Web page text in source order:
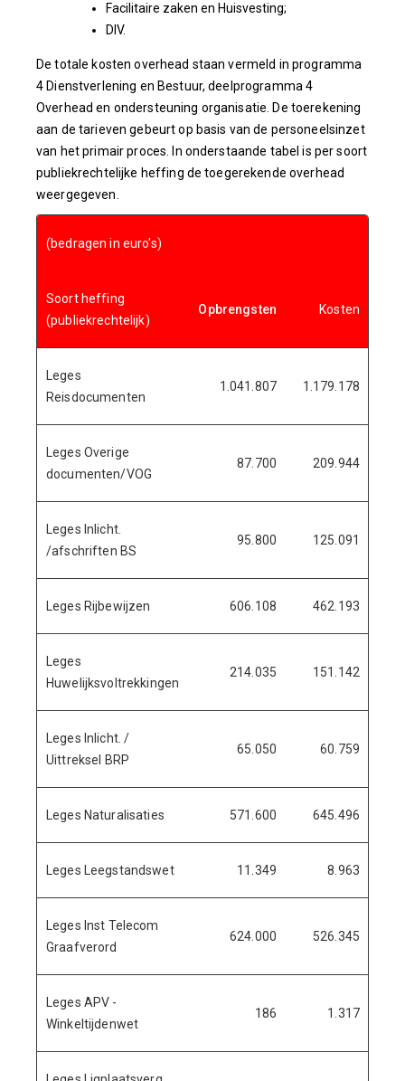
Facilitaire zaken en Huisvesting;
DIV.
De totale kosten overhead staan vermeld in programma
4 Dienstverlening en Bestuur, deelprogramma 4
Overhead en ondersteuning organisatie. De toerekening
aan de tarieven gebeurt op basis van de personeelsinzet
van het primair proces. In onderstaande tabel is per soort
publiekrechtelijke heffing de toegerekende overhead
weergegeven.
(bedragen in euro's)
Soort heffing
(publiekrechtelijk)
Opbrengsten Kosten
Leges
Reisdocumenten
1.041.807 1.179.178
Leges Overige
documenten/VOG
87.700 209.944
Leges Inlicht.
/afschriften BS
95.800 125.091
Leges Rijbewijzen 606.108 462.193
Leges
Huwelijksvoltrekkingen
214.035 151.142
Leges Inlicht. /
Uittreksel BRP
65.050 60.759
Leges Naturalisaties 571.600 645.496
Leges Leegstandswet 11.349 8.963
Leges Inst Telecom
Graafverord
624.000 526.345
Leges APV -
Winkeltijdenwet
186 1.317